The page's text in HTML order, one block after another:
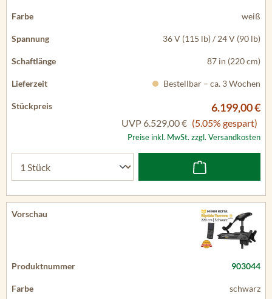
weiß
36 V (115 lb) / 24 V (90 lb)
87 in (220 cm)
Bestellbar – ca. 3 Wochen
6.199,00 €
UVP 6.529,00 € (5.05% gespart)
Preise inkl. MwSt. zzgl. Versandkosten
903044
schwarz